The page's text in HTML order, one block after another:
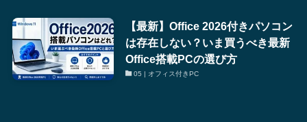
【最新】Office 2026付きパソコン
は存在しない？いま買うべき最新
Office搭載PCの選び方
05 | オフィス付きPC